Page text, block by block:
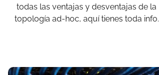
todas las ventajas y desventajas de la
topología ad-hoc, aquí tienes toda info.